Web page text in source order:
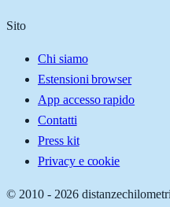
Sito
Chi siamo
Estensioni browser
App accesso rapido
Contatti
Press kit
Privacy e cookie
© 2010 - 2026